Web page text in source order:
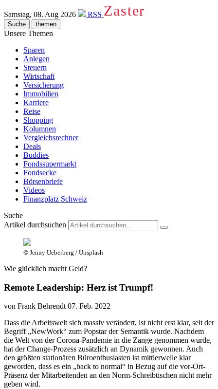
Samstag, 08. Aug 2026 RSS Zaster
Suche themen
Unsere Themen
Sparen
Anlegen
Steuern
Wirtschaft
Versicherung
Immobilien
Karriere
Reise
Shopping
Kolumnen
Vergleichsrechner
Deals
Buddies
Fondssupermarkt
Fondsecke
Börsenbriefe
Videos
Finanzplatz Schweiz
Suche
Artikel durchsuchen
© Jenny Ueberberg / Unsplash
Wie glücklich macht Geld?
Remote Leadership: Herz ist Trumpf!
von Frank Behrendt 07. Feb. 2022
Dass die Arbeitswelt sich massiv verändert, ist nicht erst klar, seit der
Begriff „NewWork“ zum Popstar der Semantik wurde. Nachdem
die Welt von der Corona-Pandemie in die Zange genommen wurde,
hat der Change-Prozess zusätzlich an Dynamik gewonnen. Auch
den größten stationären Büroenthusiasten ist mittlerweile klar
geworden, dass es ein „back to normal“ in Bezug auf die vor-Ort-
Präsenz der Mitarbeitenden an den Norm-Schreibtischen nicht mehr
geben wird.